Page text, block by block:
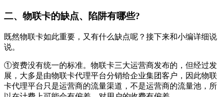
二、物联卡的缺点、陷阱有哪些?
既然物联卡如此重要，又有什么缺点呢？接下来和小编详细说
说。
①资费没有统一的标准。物联卡三大运营商发布的，但经过发
展，大多是由物联卡代理平台分销给企业集团客户，因此物联
卡代理平台只是运营商的流量渠道，不是运营商的流量池，所